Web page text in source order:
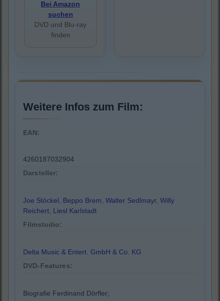
Bei Amazon
suchen
DVD und Blu-ray
finden
Weitere Infos zum Film:
EAN:
4260187032904
Darsteller:
Joe Stöckel, Beppo Brem, Walter Sedlmayr, Willy
Reichert, Liesl Karlstadt
Filmstudio:
Delta Music & Entert. GmbH & Co. KG
DVD-Features:
Biografie Ferdinand Dörfler;